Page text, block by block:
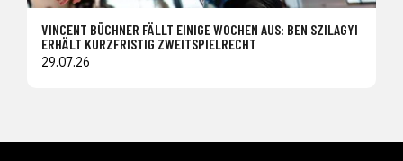
VINCENT BÜCHNER FÄLLT EINIGE WOCHEN AUS: BEN SZILAGYI
ERHÄLT KURZFRISTIG ZWEITSPIELRECHT
29.07.26